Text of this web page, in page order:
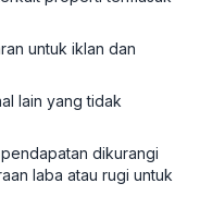
untuk iklan dan
lain yang tidak
dikurangi
laba atau rugi untuk